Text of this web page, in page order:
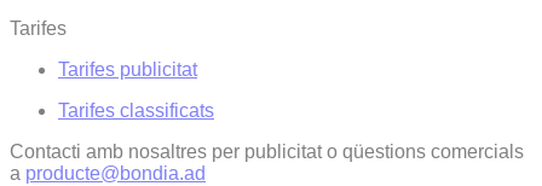
Tarifes
Tarifes publicitat
Tarifes classificats
Contacti amb nosaltres per publicitat o qüestions comercials
a producte@bondia.ad